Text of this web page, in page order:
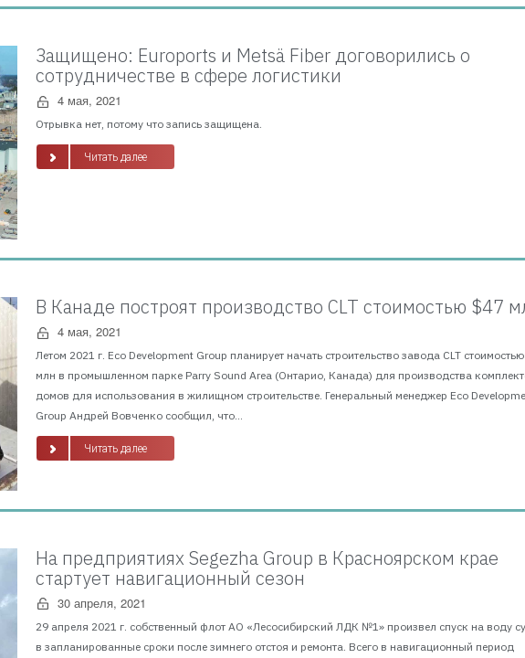
Защищено: Euroports и Metsä Fiber договорились о
сотрудничестве в сфере логистики
4 мая, 2021
Отрывка нет, потому что запись защищена.
Читать далее
В Канаде построят производство CLT стоимостью $47
4 мая, 2021
Летом 2021 г. Eco Development Group планирует начать строительство завода CLT
млн в промышленном парке Parry Sound Area (Онтарио, Канада) для производства
домов для использования в жилищном строительстве. Генеральный менеджер Eco
Group Андрей Вовченко сообщил, что...
Читать далее
На предприятиях Segezha Group в Красноярском крае
стартует навигационный сезон
30 апреля, 2021
29 апреля 2021 г. собственный флот АО «Лесосибирский ЛДК №1» произвел спуск на воду
в запланированные сроки после зимнего отстоя и ремонта. Всего в навигационный период